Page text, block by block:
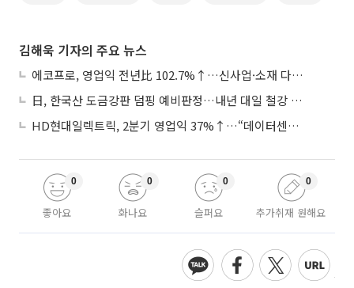
김해욱 기자의 주요 뉴스
에코프로, 영업익 전년比 102.7%↑…신사업·소재 다각화 박차
日, 한국산 도금강판 덤핑 예비판정…내년 대일 철강 수출 ‘빨간불’
HD현대일렉트릭, 2분기 영업익 37%↑…“데이터센터 사업, 새로운 성장 축”
좋아요
0
화나요
0
슬퍼요
0
추가취재 원해요
0